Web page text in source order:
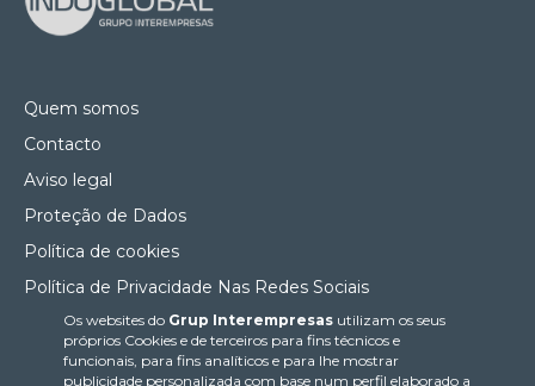
Os websites do Grup Interempresasutilizam os seus
próprios Cookies e de terceiros para fins técnicos e
funcionais, para fins analíticos e para lhe mostrar
publicidade personalizada com base num perfil elaborado a
Quem somos
Contacto
Aviso legal
Proteção de Dados
Política de cookies
Política de Privacidade Nas Redes Sociais
Canal de denúncias
Colaborações editoriais